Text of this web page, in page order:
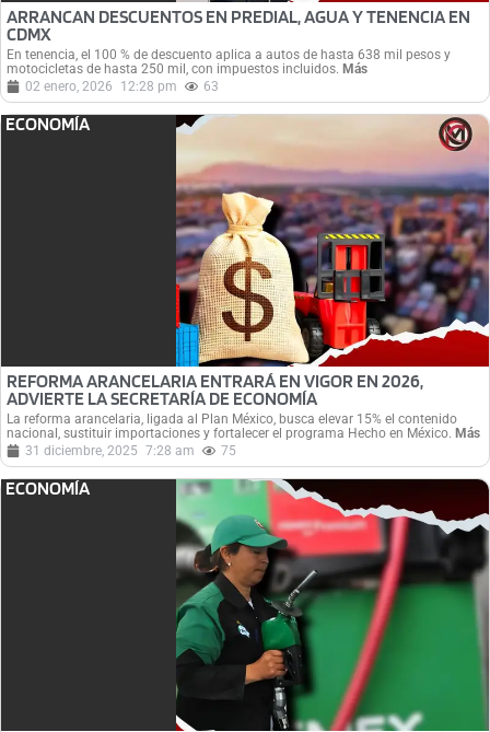
ARRANCAN DESCUENTOS EN PREDIAL, AGUA Y TENENCIA EN
CDMX
En tenencia, el 100 % de descuento aplica a autos de hasta 638 mil pesos y
motocicletas de hasta 250 mil, con impuestos incluidos. Más
02 enero, 2026
12:28 pm 63
ECONOMÍA
REFORMA ARANCELARIA ENTRARÁ EN VIGOR EN 2026,
ADVIERTE LA SECRETARÍA DE ECONOMÍA
La reforma arancelaria, ligada al Plan México, busca elevar 15% el contenido
nacional, sustituir importaciones y fortalecer el programa Hecho en México. Más
31 diciembre, 2025 7:28 am 75
ECONOMÍA